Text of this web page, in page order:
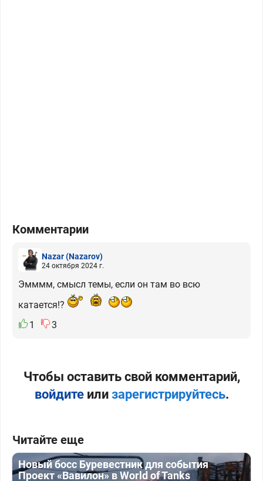
Комментарии
Nazar(Nazarov)
24 октября 2024 г.
Эмммм, смысл темы, если он там во всю
катается!?
1
3
Чтобы оставить свой комментарий,
войдитеили зарегистрируйтесь.
Читайте еще
Новый босс Буревестник для события
Проект «Вавилон» в World of Tanks